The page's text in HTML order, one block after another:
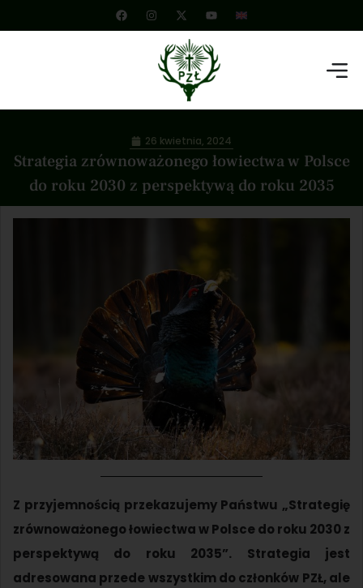
Strategia zrównoważonego łowiectwa w Polsce
do roku 2030 z perspektywą do roku 2035
26 kwietnia, 2024
Z przyjemnością przekazujemy Państwu „Strategię
zrównoważonego łowiectwa w Polsce do roku 2030 z
perspektywą do roku 2035”. Strategia jest
adresowana przede wszystkim do członków PZŁ, ale